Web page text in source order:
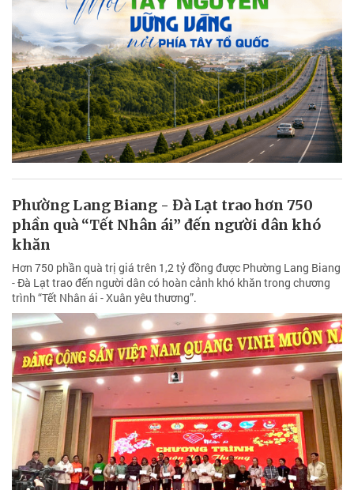
Phường Lang Biang - Đà Lạt trao hơn 750
phần quà “Tết Nhân ái” đến người dân khó
khăn
Hơn 750 phần quà trị giá trên 1,2 tỷ đồng được Phường Lang Biang
- Đà Lạt trao đến người dân có hoàn cảnh khó khăn trong chương
trình “Tết Nhân ái - Xuân yêu thương”.